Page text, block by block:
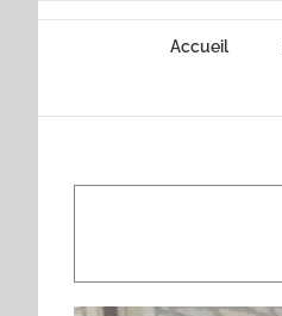
Passer
Accueil